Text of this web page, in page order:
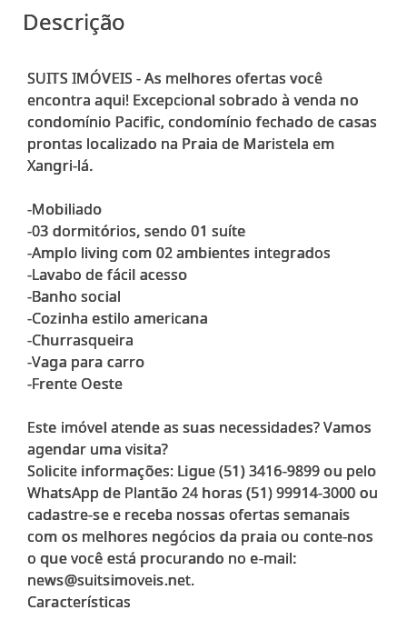
Descrição
SUITS IMÓVEIS - As melhores ofertas você
encontra aqui! Excepcional sobrado à venda no
condomínio Pacific, condomínio fechado de casas
prontas localizado na Praia de Maristela em
Xangri-lá.
-Mobiliado
-03 dormitórios, sendo 01 suíte
-Amplo living com 02 ambientes integrados
-Lavabo de fácil acesso
-Banho social
-Cozinha estilo americana
-Churrasqueira
-Vaga para carro
-Frente Oeste
Este imóvel atende as suas necessidades? Vamos
agendar uma visita?
Solicite informações: Ligue (51) 3416-9899 ou pelo
WhatsApp de Plantão 24 horas (51) 99914-3000 ou
cadastre-se e receba nossas ofertas semanais
com os melhores negócios da praia ou conte-nos
o que você está procurando no e-mail:
news@suitsimoveis.net.